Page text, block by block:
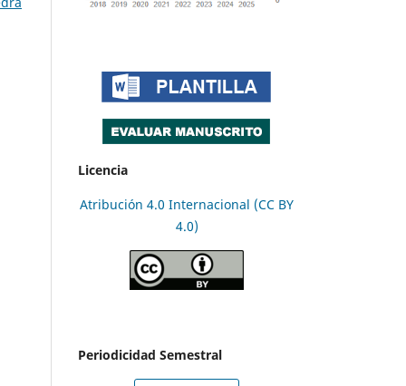
Licencia
Atribución 4.0 Internacional (CC BY
4.0)
Periodicidad Semestral